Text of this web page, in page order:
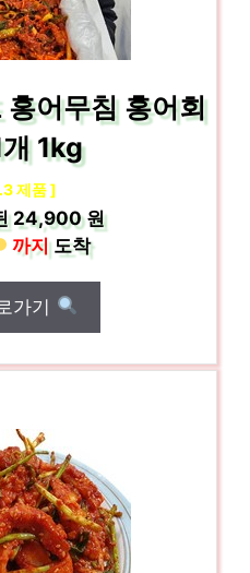
어무침 홍어회
1kg
제품 ]
24,900 원
까지도착
가기